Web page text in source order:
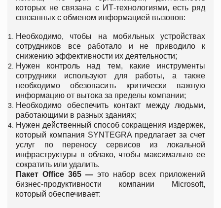
которых не связана с ИТ-технологиями, есть ряд
связанных с обменом информацией вызовов:
Необходимо, чтобы на мобильных устройствах
сотрудников все работало и не приводило к
снижению эффективности их деятельности;
Нужен контроль над тем, какие инструменты
сотрудники используют для работы, а также
необходимо обезопасить критически важную
информацию от вытока за пределы компании;
Необходимо обеспечить контакт между людьми,
работающими в разных зданиях;
Нужен действенный способ сокращения издержек,
который компания SYNTEGRA предлагает за счет
услуг по переносу сервисов из локальной
инфраструктуры в облако, чтобы максимально ее
сократить или удалить.
Пакет Office 365 — это набор всех приложений
бизнес-продуктивности компании Microsoft,
который обеспечивает: